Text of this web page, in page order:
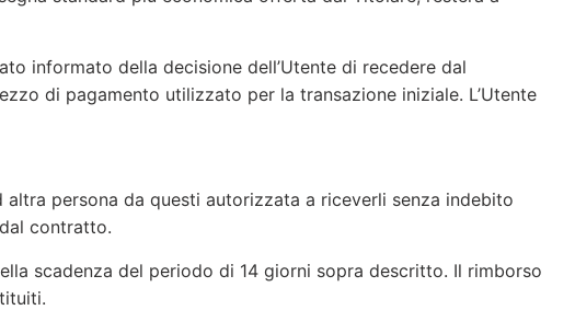
informato della decisione dell’Utente di recedere dal
di pagamento utilizzato per la transazione iniziale. L’Utente
persona da questi autorizzata a riceverli senza indebito
contratto.
scadenza del periodo di 14 giorni sopra descritto. Il rimborso